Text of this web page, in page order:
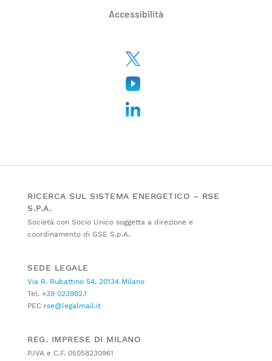
Accessibilità
RICERCA SUL SISTEMA ENERGETICO – RSE
S.P.A.
Società con Socio Unico soggetta a direzione e
coordinamento di GSE S.p.A.
SEDE LEGALE
Via R. Rubattino 54, 20134 Milano
Tel. +39 023992.1
PEC rse@legalmail.it
REG. IMPRESE DI MILANO
P.IVA e C.F. 05058230961